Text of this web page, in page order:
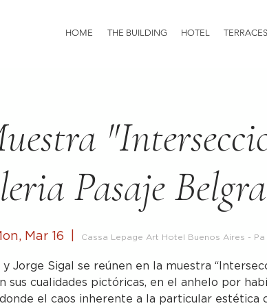
HOME THE BUILDING HOTEL TERRACES
Pasaje
Mar 16 Cassa Lepage Art Hotel Buenos Aires - Pa
y Jorge Sigal se reúnen en la muestra
sus cualidades pictóricas, en el anhelo por
el caos inherente a la particular estética